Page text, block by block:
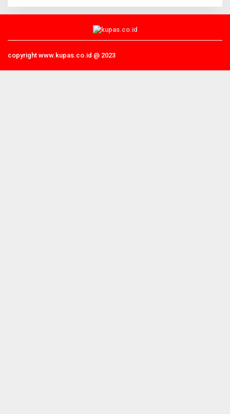
copyright www.kupas.co.id @ 2023